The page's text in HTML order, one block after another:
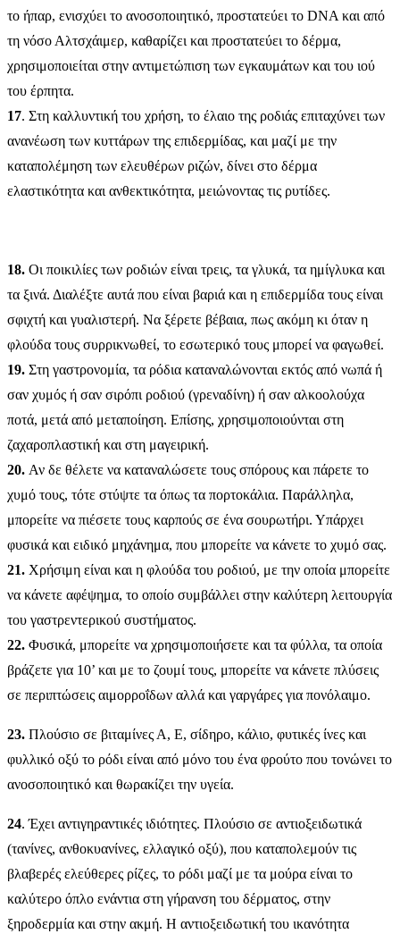
το ήπαρ, ενισχύει το ανοσοποιητικό, προστατεύει το DNA και από
τη νόσο Αλτσχάιμερ, καθαρίζει και προστατεύει το δέρμα,
χρησιμοποιείται στην αντιμετώπιση των εγκαυμάτων και του ιού
του έρπητα.
17. Στη καλλυντική του χρήση, το έλαιο της ροδιάς επιταχύνει των
ανανέωση των κυττάρων της επιδερμίδας, και μαζί με την
καταπολέμηση των ελευθέρων ριζών, δίνει στο δέρμα
ελαστικότητα και ανθεκτικότητα, μειώνοντας τις ρυτίδες.
18. Οι ποικιλίες των ροδιών είναι τρεις, τα γλυκά, τα ημίγλυκα και
τα ξινά. Διαλέξτε αυτά που είναι βαριά και η επιδερμίδα τους είναι
σφιχτή και γυαλιστερή. Να ξέρετε βέβαια, πως ακόμη κι όταν η
φλούδα τους συρρικνωθεί, το εσωτερικό τους μπορεί να φαγωθεί.
19. Στη γαστρονομία, τα ρόδια καταναλώνονται εκτός από νωπά ή
σαν χυμός ή σαν σιρόπι ροδιού (γρεναδίνη) ή σαν αλκοολούχα
ποτά, μετά από μεταποίηση. Επίσης, χρησιμοποιούνται στη
ζαχαροπλαστική και στη μαγειρική.
20. Αν δε θέλετε να καταναλώσετε τους σπόρους και πάρετε το
χυμό τους, τότε στύψτε τα όπως τα πορτοκάλια. Παράλληλα,
μπορείτε να πιέσετε τους καρπούς σε ένα σουρωτήρι. Υπάρχει
φυσικά και ειδικό μηχάνημα, που μπορείτε να κάνετε το χυμό σας.
21. Χρήσιμη είναι και η φλούδα του ροδιού, με την οποία μπορείτε
να κάνετε αφέψημα, το οποίο συμβάλλει στην καλύτερη λειτουργία
του γαστρεντερικού συστήματος.
22. Φυσικά, μπορείτε να χρησιμοποιήσετε και τα φύλλα, τα οποία
βράζετε για 10’ και με το ζουμί τους, μπορείτε να κάνετε πλύσεις
σε περιπτώσεις αιμορροΐδων αλλά και γαργάρες για πονόλαιμο.
23. Πλούσιο σε βιταμίνες Α, E, σίδηρο, κάλιο, φυτικές ίνες και
φυλλικό οξύ το ρόδι είναι από μόνο του ένα φρούτο που τονώνει το
ανοσοποιητικό και θωρακίζει την υγεία.
24. Έχει αντιγηραντικές ιδιότητες. Πλούσιο σε αντιοξειδωτικά
(τανίνες, ανθοκυανίνες, ελλαγικό οξύ), που καταπολεμούν τις
βλαβερές ελεύθερες ρίζες, το ρόδι μαζί με τα μούρα είναι το
καλύτερο όπλο ενάντια στη γήρανση του δέρματος, στην
ξηροδερμία και στην ακμή. Η αντιοξειδωτική του ικανότητα